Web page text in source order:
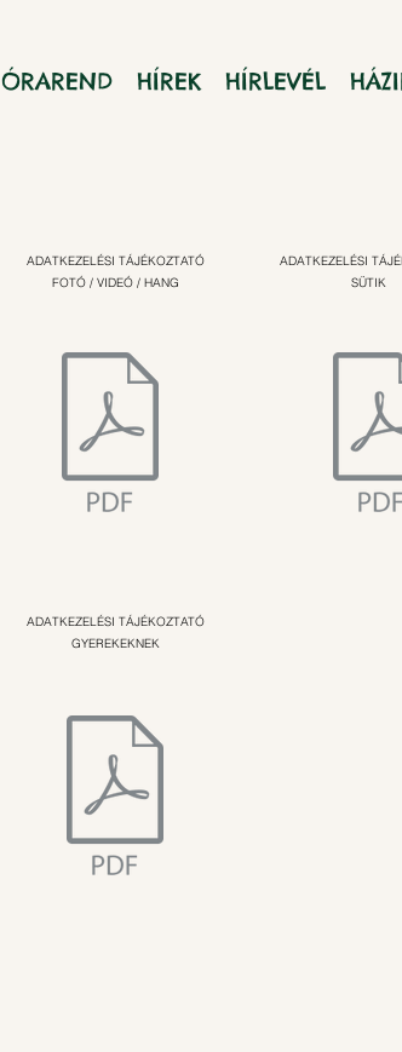
ÓRAREND HÍREK HÍRLEVÉL
ADATKEZELÉSI TÁJÉKOZTATÓ
FOTÓ / VIDEÓ / HANG
ADATKEZELÉSI TÁJÉKOZTATÓ
GYEREKEKNEK
ADATKEZELÉSI
SÜTIK